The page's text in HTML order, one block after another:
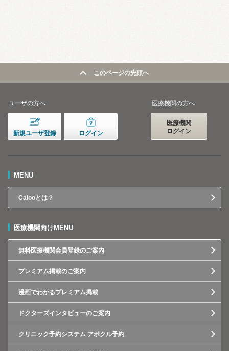
このページの先頭へ
ユーザの方へ
新規ユーザ登録 ログイン
医療機関の方へ
医療機関
ログイン
MENU
Calooとは？
医療機関向けMENU
無料医療機関会員登録のご案内
プレミアム掲載のご案内
漫画でわかるプレミアム掲載
ドクターズインタビューのご案内
クリニック予約システム アポクル予約